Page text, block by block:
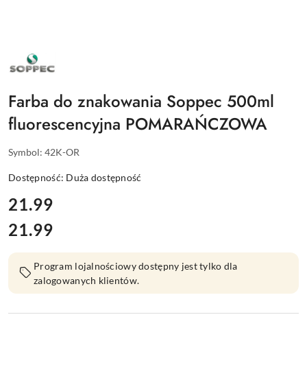
NAZWA
PRODUCENTA:
SOPPEC
Farba do znakowania Soppec 500ml
fluorescencyjna POMARAŃCZOWA
Symbol: 42K-OR
Dostępność: Duża dostępność
cena:
21.99
Cena:
21.99
Program lojalnościowy dostępny jest tylko dla
zalogowanych klientów.